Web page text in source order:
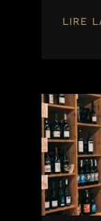
LIRE